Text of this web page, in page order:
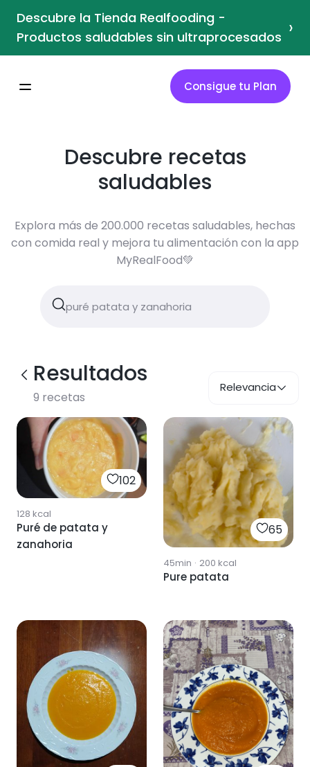
Descubre la Tienda Realfooding -
Productos saludables sin ultraprocesados ›
Consigue tu Plan
Descubre recetas
saludables
Explora más de 200.000 recetas saludables, hechas
con comida real y mejora tu alimentación con la app
MyRealFood💚
Resultados
9 recetas
Relevancia
102
128 kcal
Puré de patata y
zanahoria
65
45min · 200 kcal
Pure patata